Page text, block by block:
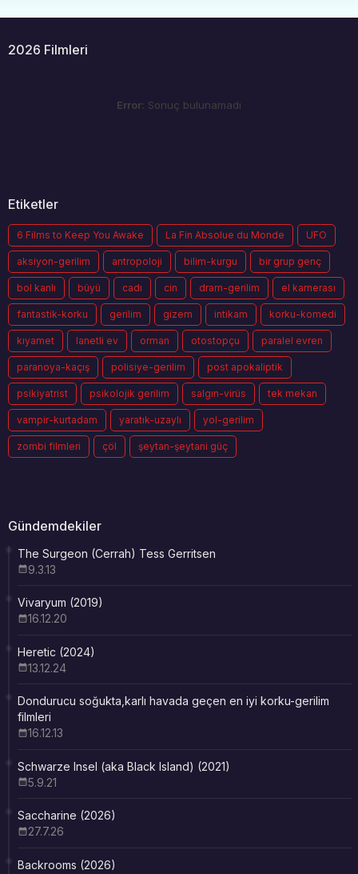
2026 Filmleri
Error: Sonuç bulunamadı
Etiketler
6 Films to Keep You Awake La Fin Absolue du Monde UFO
aksiyon-gerilim antropoloji bilim-kurgu bir grup genç
bol kanlı büyü cadı cin dram-gerilim el kamerası
fantastik-korku gerilim gizem intikam korku-komedi
kıyamet lanetli ev orman otostopçu paralel evren
paranoya-kaçış polisiye-gerilim post apokaliptik
psikiyatrist psikolojik gerilim salgın-virüs tek mekan
vampir-kurtadam yaratık-uzaylı yol-gerilim
zombi filmleri çöl şeytan-şeytani güç
Gündemdekiler
The Surgeon (Cerrah) Tess Gerritsen
9.3.13
Vivaryum (2019)
16.12.20
Heretic (2024)
13.12.24
Dondurucu soğukta,karlı havada geçen en iyi korku-gerilim
filmleri
16.12.13
Schwarze Insel (aka Black Island) (2021)
5.9.21
Saccharine (2026)
27.7.26
Backrooms (2026)